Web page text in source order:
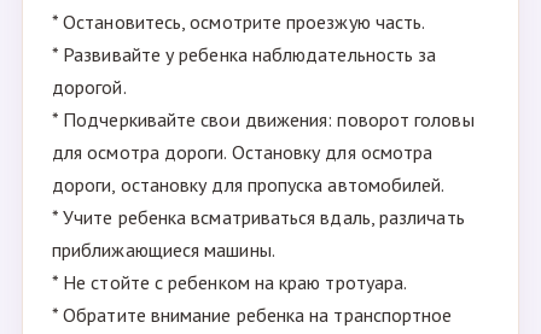
* Остановитесь, осмотрите проезжую часть.
* Развивайте у ребенка наблюдательность за
дорогой.
* Подчеркивайте свои движения: поворот головы
для осмотра дороги. Остановку для осмотра
дороги, остановку для пропуска автомобилей.
* Учите ребенка всматриваться вдаль, различать
приближающиеся машины.
* Не стойте с ребенком на краю тротуара.
* Обратите внимание ребенка на транспортное